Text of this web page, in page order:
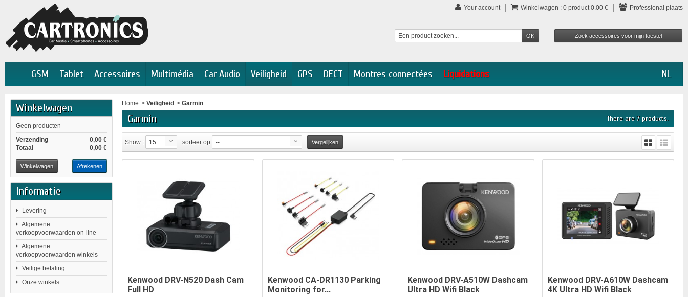
Your account Winkelwagen : 0 product0.00 € Professional plaats
NL
GSM Tablet Accessoires Multimédia Car Audio Veiligheid GPS DECT Montres connectées Liquidations
Winkelwagen
Geen producten
0,00 €
Verzending
0,00 €
Totaal
Winkelwagen Afrekenen
Informatie
Levering
Algemene
verkoopvoorwaarden on-line
Algemene
verkoopvoorwaarden winkels
Veilige betaling
Onze winkels
Home > Veiligheid > Garmin
Garmin There are 7 products.
Show : 15 sorteer op --
Kenwood DRV-N520 Dash Cam
Full HD
Kenwood CA-DR1130 Parking
Monitoring for...
Kenwood DRV-A510W Dashcam
Ultra HD Wifi Black
Kenwood DRV-A610W Dashcam
4K Ultra HD Wifi Black